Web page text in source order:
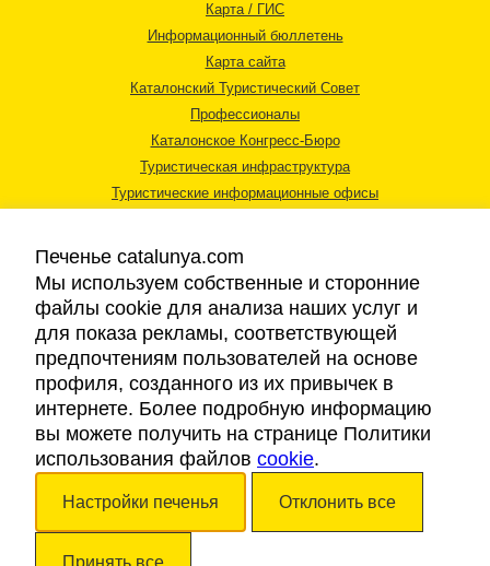
Карта / ГИС
Информационный бюллетень
Карта сайта
Каталонский Туристический Совет
Профессионалы
Каталонское Конгресс-Бюро
Туристическая инфраструктура
Туристические информационные офисы
Правовая информация
Cookies
Доступность
Авторские права © 2026. Каталонский Туристический Совет. Все права
Печенье catalunya.com
Мы используем собственные и сторонние
файлы cookie для анализа наших услуг и
для показа рекламы, соответствующей
предпочтениям пользователей на основе
профиля, созданного из их привычек в
интернете. Более подробную информацию
вы можете получить на странице Политики
использования файлов cookie.
Настройки печенья Отклонить все
Принять все